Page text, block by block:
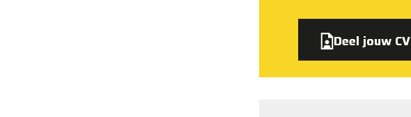
Deel jouw CV